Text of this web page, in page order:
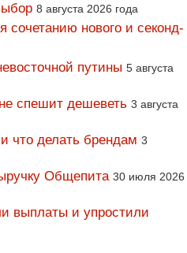
8 августа 2026 года
сочетанию нового и секонд-
путины 5 августа
спешит дешеветь 3 августа
что делать брендам 3
Общепита 30 июля 2026
выплаты и упростили